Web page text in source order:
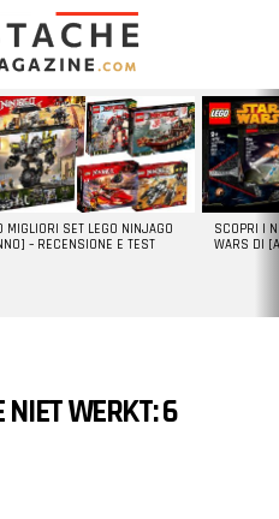
MIGLIORI SET LEGO NINJAGO
– RECENSIONE E TEST
SCOPRI I
WARS DI
NIET WERKT: 6